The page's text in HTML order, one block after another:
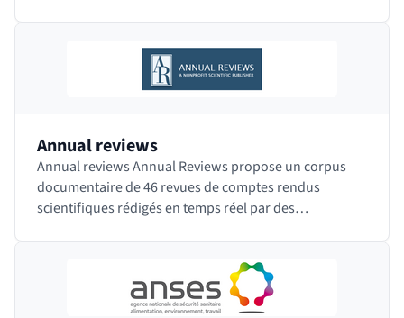
Annual reviews
Annual reviews Annual Reviews propose un corpus
documentaire de 46 revues de comptes rendus
scientifiques rédigés en temps réel par des